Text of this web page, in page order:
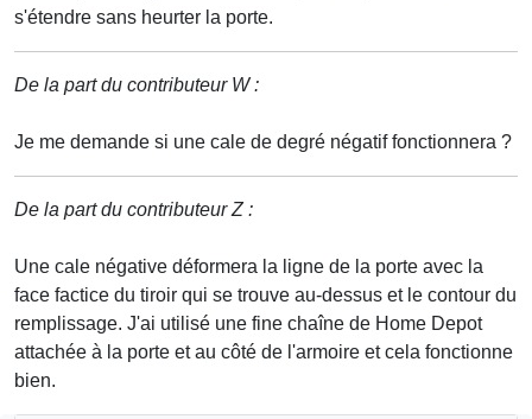
s'étendre sans heurter la porte.
De la part du contributeur W :
Je me demande si une cale de degré négatif fonctionnera ?
De la part du contributeur Z :
Une cale négative déformera la ligne de la porte avec la
face factice du tiroir qui se trouve au-dessus et le contour du
remplissage. J'ai utilisé une fine chaîne de Home Depot
attachée à la porte et au côté de l'armoire et cela fonctionne
bien.